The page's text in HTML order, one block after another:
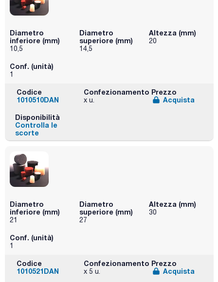
Diametro
inferiore (mm)
10,5
Diametro
superiore (mm)
14,5
Altezza (mm)
20
Conf. (unità)
1
Codice
1010510DAN
Confezionamento
x u.
Prezzo
Acquista
Disponibilità
Controlla le
scorte
Diametro
inferiore (mm)
21
Diametro
superiore (mm)
27
Altezza (mm)
30
Conf. (unità)
1
Codice
1010521DAN
Confezionamento
x 5 u.
Prezzo
Acquista